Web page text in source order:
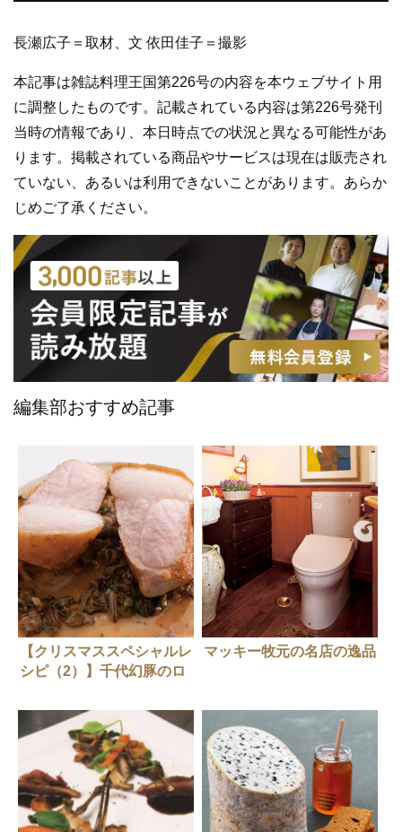
長瀬広子＝取材、文 依田佳子＝撮影
本記事は雑誌料理王国第226号の内容を本ウェブサイト用
に調整したものです。記載されている内容は第226号発刊
当時の情報であり、本日時点での状況と異なる可能性があ
ります。掲載されている商品やサービスは現在は販売され
ていない、あるいは利用できないことがあります。あらか
じめご了承ください。
編集部おすすめ記事
【クリスマススペシャルレ
シピ（2）】千代幻豚のロ
え（ラ・ブランシュ）
マッキー牧元の名店の逸品